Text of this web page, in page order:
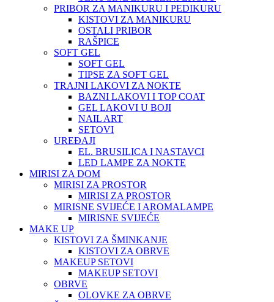
PRIBOR ZA MANIKURU I PEDIKURU
KISTOVI ZA MANIKURU
OSTALI PRIBOR
RAŠPICE
SOFT GEL
SOFT GEL
TIPSE ZA SOFT GEL
TRAJNI LAKOVI ZA NOKTE
BAZNI LAKOVI I TOP COAT
GEL LAKOVI U BOJI
NAIL ART
SETOVI
UREĐAJI
EL. BRUSILICA I NASTAVCI
LED LAMPE ZA NOKTE
MIRISI ZA DOM
MIRISI ZA PROSTOR
MIRISI ZA PROSTOR
MIRISNE SVIJEĆE I AROMALAMPE
MIRISNE SVIJEĆE
MAKE UP
KISTOVI ZA ŠMINKANJE
KISTOVI ZA OBRVE
MAKEUP SETOVI
MAKEUP SETOVI
OBRVE
OLOVKE ZA OBRVE